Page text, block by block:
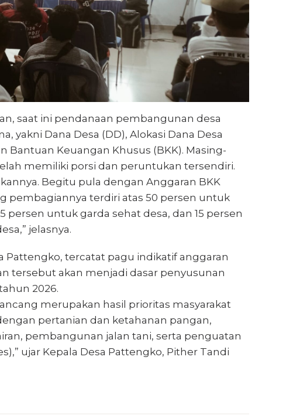
saat ini pendanaan pembangunan desa
yakni Dana Desa (DD), Alokasi Dana Desa
Bantuan Keuangan Khusus (BKK). Masing-
memiliki porsi dan peruntukan tersendiri.
Begitu pula dengan Anggaran BKK
pembagiannya terdiri atas 50 persen untuk
persen untuk garda sehat desa, dan 15 persen
jelasnya.
Pattengko, tercatat pagu indikatif anggaran
tersebut akan menjadi dasar penyusunan
2026.
merupakan hasil prioritas masyarakat
pertanian dan ketahanan pangan,
pembangunan jalan tani, serta penguatan
ujar Kepala Desa Pattengko, Pither Tandi